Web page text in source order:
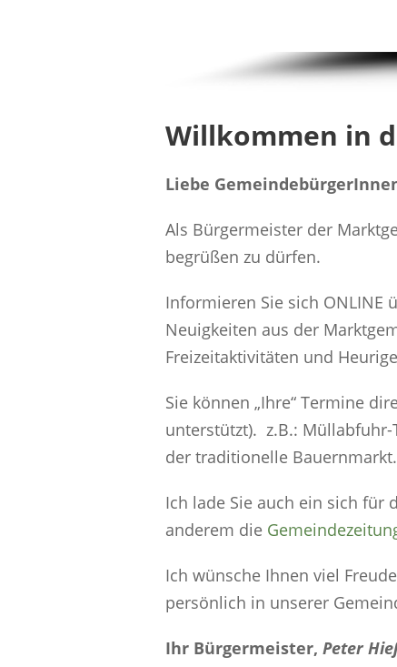
Willkommen in
Liebe
Als Bürgermeister der
begrüßen zu dürfen.
Informieren Sie sich ONLINE
Neuigkeiten aus der
Freizeitaktivitäten und
Sie können „Ihre“ Termine
unterstützt). z.B.: Müllabfuhr-
der traditionelle Bauernmarkt.
Ich lade Sie auch ein sich für
anderem die
Ich wünsche Ihnen viel
persönlich in unserer
Ihr Bürgermeister, Peter